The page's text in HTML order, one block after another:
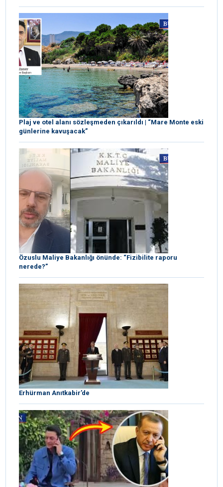
Plaj ve otel alanı sözleşmeden çıkarıldı | “Mare Monte eski
günlerine kavuşacak”
Özuslu Maliye Bakanlığı önünde: “Fizibilite raporu
nerede?”
Erhürman Anıtkabir’de